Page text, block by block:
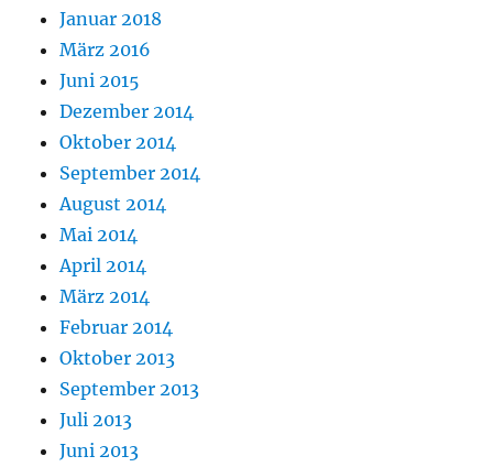
Januar 2018
März 2016
Juni 2015
Dezember 2014
Oktober 2014
September 2014
August 2014
Mai 2014
April 2014
März 2014
Februar 2014
Oktober 2013
September 2013
Juli 2013
Juni 2013